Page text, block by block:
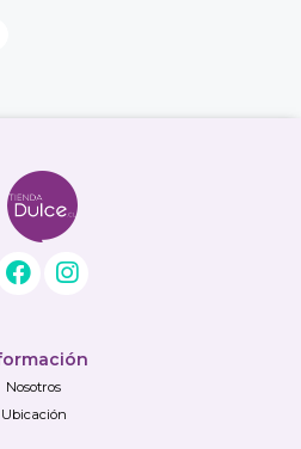
Nosotros
Ubicación